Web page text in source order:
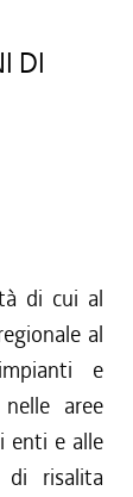
DI
di cui al
al
e
aree
enti e alle
di risalita